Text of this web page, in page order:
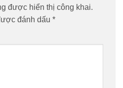
được hiển thị công khai.
đánh dấu *